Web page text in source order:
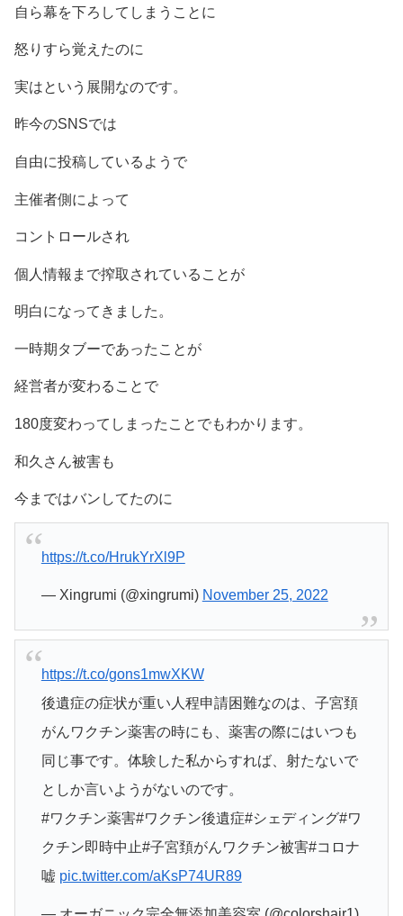
自ら幕を下ろしてしまうことに
怒りすら覚えたのに
実はという展開なのです。
昨今のSNSでは
自由に投稿しているようで
主催者側によって
コントロールされ
個人情報まで搾取されていることが
明白になってきました。
一時期タブーであったことが
経営者が変わることで
180度変わってしまったことでもわかります。
和久さん被害も
今まではバンしてたのに
https://t.co/HrukYrXl9P
— Xingrumi (@xingrumi) November 25, 2022
https://t.co/gons1mwXKW
後遺症の症状が重い人程申請困難なのは、子宮頚
がんワクチン薬害の時にも、薬害の際にはいつも
同じ事です。体験した私からすれば、射たないで
としか言いようがないのです。
#ワクチン薬害#ワクチン後遺症#シェディング#ワ
クチン即時中止#子宮頚がんワクチン被害#コロナ
嘘 pic.twitter.com/aKsP74UR89